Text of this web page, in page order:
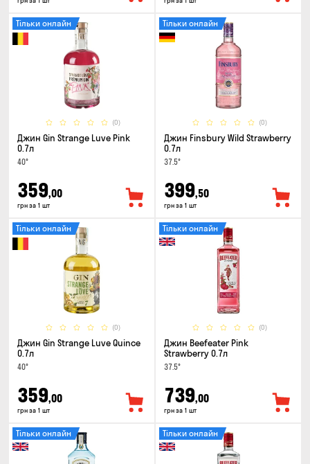
(0)
Тільки онлайн
Джин Gin Strange Luve Pink
0.7л
40°
359,00
грн за 1 шт
(0)
Тільки онлайн
Джин Finsbury Wild Strawberry
0.7л
37.5°
399,50
грн за 1 шт
(0)
Тільки онлайн
Джин Gin Strange Luve Quince
0.7л
40°
359,00
грн за 1 шт
(0)
Тільки онлайн
Джин Beefeater Pink
Strawberry 0.7л
37.5°
739,00
грн за 1 шт
Тільки онлайн Тільки онлайн